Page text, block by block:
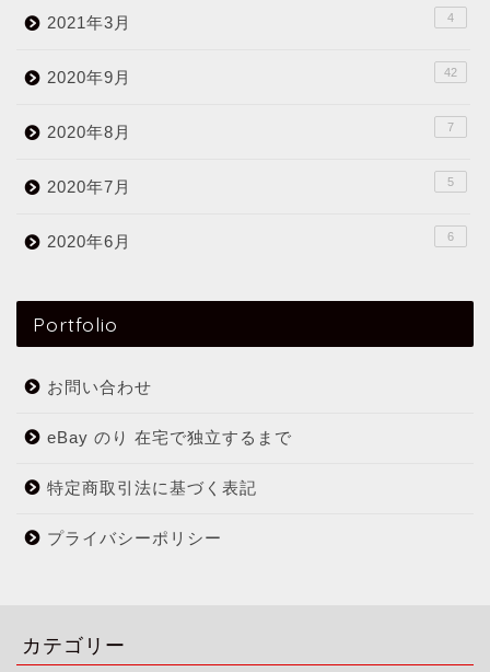
2021年3月 4
2020年9月 42
2020年8月 7
2020年7月 5
2020年6月 6
Portfolio
お問い合わせ
eBay のり 在宅で独立するまで
特定商取引法に基づく表記
プライバシーポリシー
カテゴリー